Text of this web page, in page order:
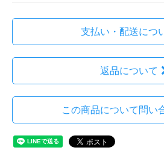
支払い・配送につ
返品について
この商品について問い